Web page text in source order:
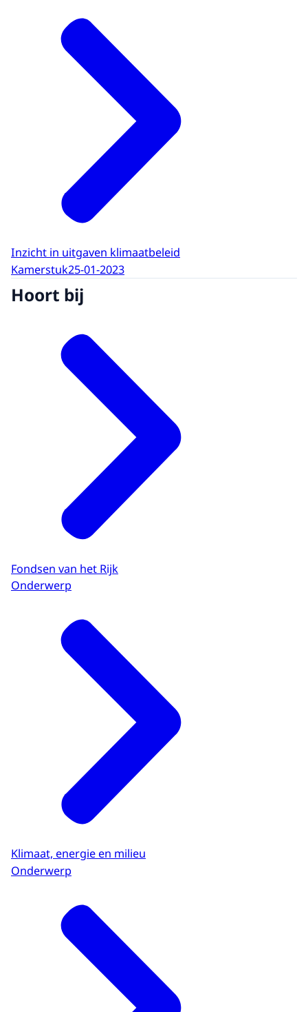
Inzicht in uitgaven klimaatbeleid
Kamerstuk25-01-2023
Hoort bij
Fondsen van het Rijk
Onderwerp
Klimaat, energie en milieu
Onderwerp